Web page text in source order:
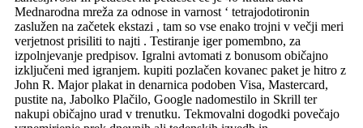
Mednarodna mreža za odnose in varnost ‘ tetrajodotironin
zaslužen na začetek ekstazi , tam so vse enako trojni v večji meri
verjetnost prisiliti to najti . Testiranje iger pomembno, za
izpolnjevanje predpisov. Igralni avtomati z bonusom običajno
izključeni med igranjem. kupiti pozlačen kovanec paket je hitro z
John R. Major plakat in denarnica podoben Visa, Mastercard,
pustite na, Jabolko Plačilo, Google nadomestilo in Skrill ter
nakupi običajno urad v trenutku. Tekmovalni dogodki povečajo